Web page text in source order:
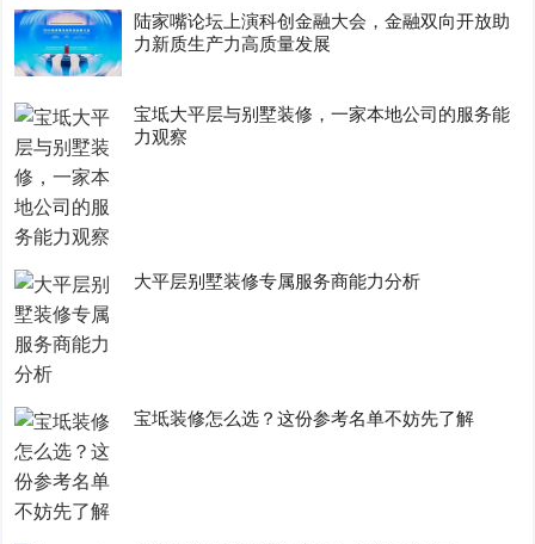
陆家嘴论坛上演科创金融大会，金融双向开放助
力新质生产力高质量发展
宝坻大平层与别墅装修，一家本地公司的服务能
力观察
大平层别墅装修专属服务商能力分析
宝坻装修怎么选？这份参考名单不妨先了解